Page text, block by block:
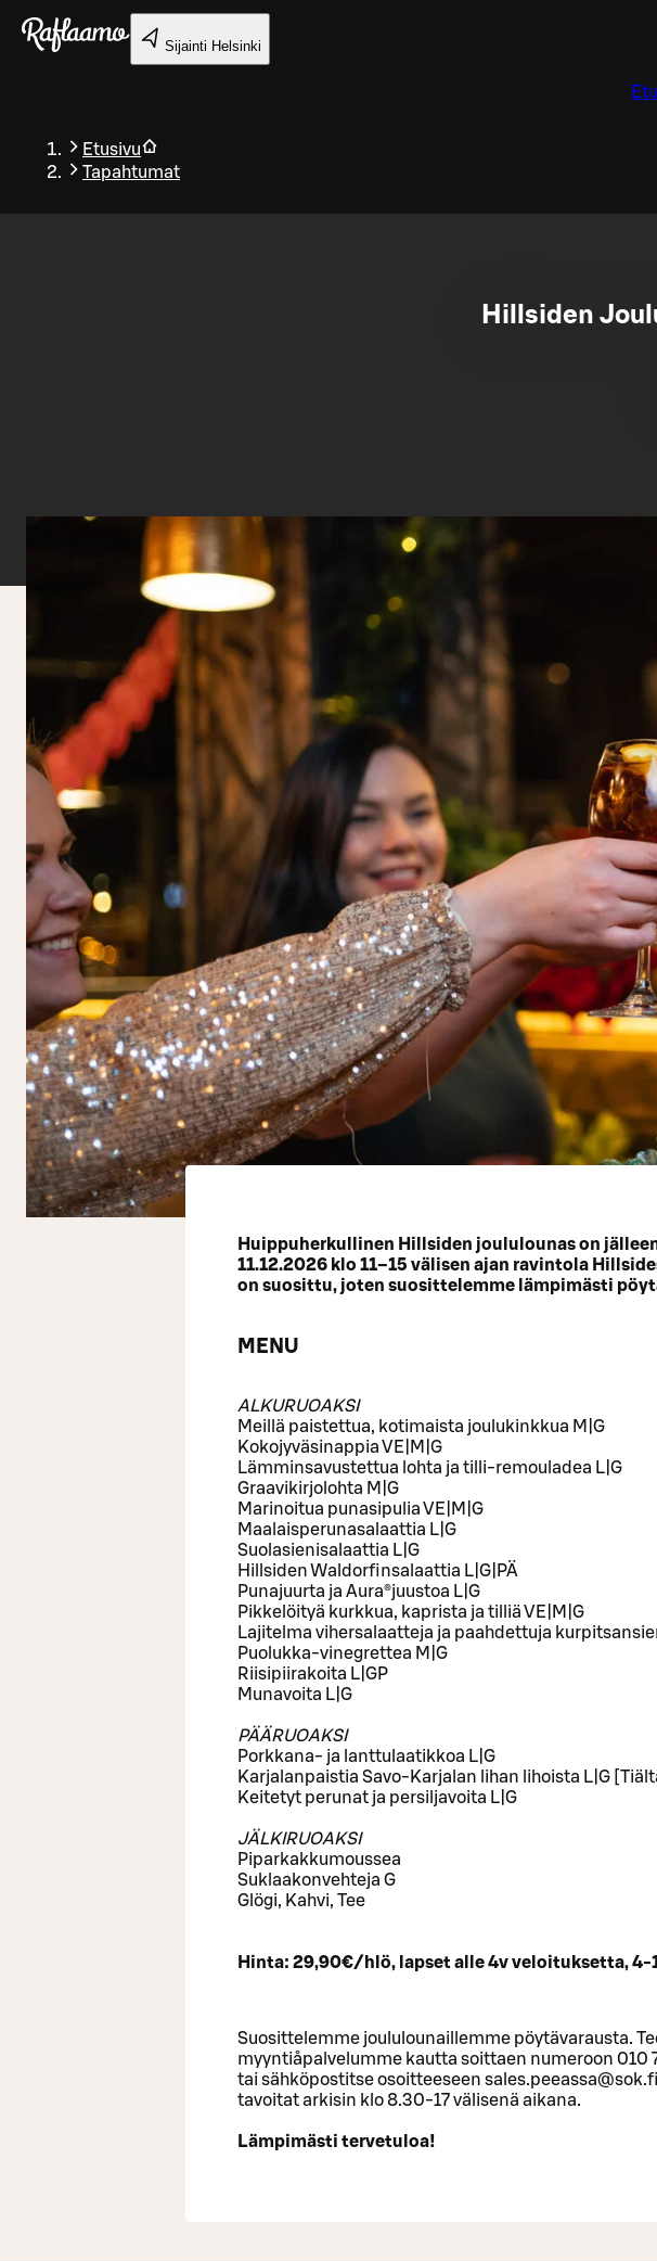
Siirry pääsisältöön
Sijainti Helsinki
Etusivu
Tapahtumat
Takaisin
Hillsiden
Huippuherkullinen Hillsiden joululounas on
11.12.2026 klo 11–15 välisen ajan ravintola
on suosittu, joten suosittelemme lämpimästi
MENU
ALKURUOAKSI
Meillä paistettua, kotimaista joulukinkkua M|G
Kokojyväsinappia VE|M|G
Lämminsavustettua lohta ja tilli-remouladea L|G
Graavikirjolohta M|G
Marinoitua punasipulia VE|M|G
Maalaisperunasalaattia L|G
Suolasienisalaattia L|G
Hillsiden Waldorfinsalaattia L|G|PÄ
Punajuurta ja Aura®juustoa L|G
Pikkelöityä kurkkua, kaprista ja tilliä VE|M|G
Lajitelma vihersalaatteja ja paahdettuja
Puolukka-vinegrettea M|G
Riisipiirakoita L|GP
Munavoita L|G
PÄÄRUOAKSI
Porkkana- ja lanttulaatikkoa L|G
Karjalanpaistia Savo-Karjalan lihan lihoista L|G
Keitetyt perunat ja persiljavoita L|G
JÄLKIRUOAKSI
Piparkakkumoussea
Suklaakonvehteja G
Glögi, Kahvi, Tee
Hinta: 29,90€/hlö, lapset alle 4v veloituksetta, 4-
Suosittelemme joululounaillemme pöytävarausta.
myyntiåpalvelumme kautta soittaen numeroon
tai sähköpostitse osoitteeseen
tavoitat arkisin klo 8.30-17 välisenä aikana.
Lämpimästi tervetuloa!